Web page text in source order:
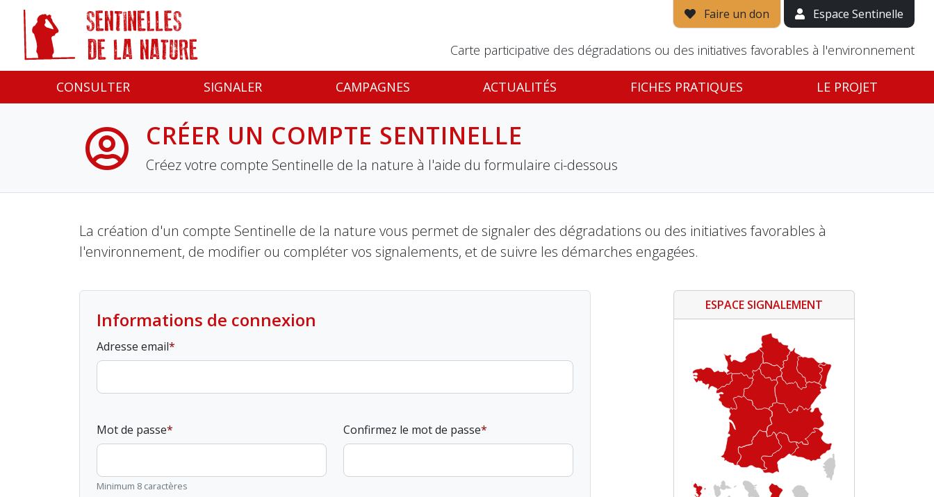
Faire un don Espace Sentinelle
Carte participative des dégradations ou des initiatives favorables à l'environnement
CONSULTER SIGNALER CAMPAGNES ACTUALITÉS FICHES PRATIQUES LE PROJET
CRÉER UN COMPTE SENTINELLE
Créez votre compte Sentinelle de la nature à l'aide du formulaire ci-dessous
La création d'un compte Sentinelle de la nature vous permet de signaler des dégradations ou des initiatives favorables à
l'environnement, de modifier ou compléter vos signalements, et de suivre les démarches engagées.
Informations de connexion
Adresse email
Mot de passe
Minimum 8 caractères
Confirmez le mot de passe
ESPACE SIGNALEMENT
Panneau de gestion des cookies